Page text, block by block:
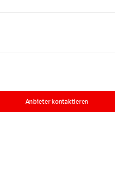
Anbieter kontaktieren